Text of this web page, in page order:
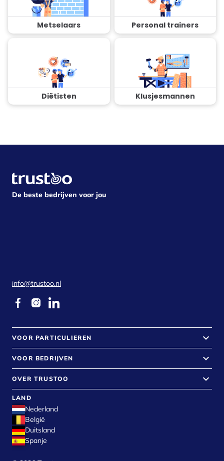
Metselaars Personal trainers
Diëtisten Klusjesmannen
De beste bedrijven voor jou
info@trustoo.nl
VOOR PARTICULIEREN keyboard_arrow_down
VOOR BEDRIJVEN keyboard_arrow_down
OVER TRUSTOO keyboard_arrow_down
LAND
Nederland
België
Duitsland
Spanje